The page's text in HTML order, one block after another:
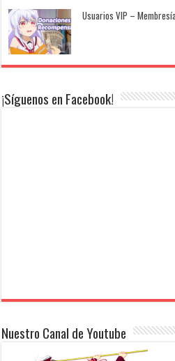
Usuarios VIP –
¡Síguenos en Facebook!
Nuestro Canal de Youtube